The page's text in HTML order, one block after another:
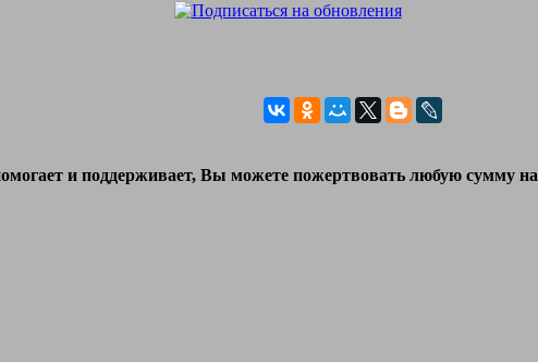
и поддерживает, Вы можете пожертвовать любую сумму на